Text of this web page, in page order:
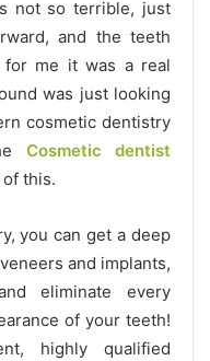
not so terrible, just
and the teeth
me it was a real
was just looking
cosmetic dentistry
Cosmetic dentist
this.
you can get a deep
and implants,
eliminate every
of your teeth!
highly qualified